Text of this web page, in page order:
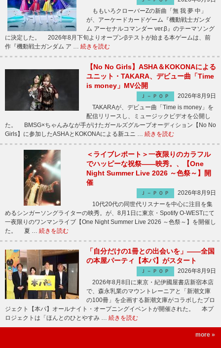
ももいろクローバーZの新曲「無 我 夢 中」
が、アーケードカードゲーム『機動戦士ガンダ
ム アーセナルコマンダー ver.β』のテーマソング
に決定した。 2026年8月下旬よりオープンβテストが始まる本ゲームは、前
作『機動戦士ガンダム ア … 続きを読む
【No No Girls】ASHA＆KOKONAによる
ユニット・TAKARA、デビュー曲「Time
is money」MV公開
Ｊ－ＰＯＰ
2026年8月9日
TAKARAが、デビュー曲「Time is money」を
配信リリースし、ミュージックビデオを公開し
た。 BMSG×ちゃんみなが手がけたガールズグループオーディション【No No
Girls】に参加したASHAとKOKONAによる新ユニ … 続きを読む
＜ライブレポート＞一夜限りのカラフル
でハッピーな祝祭――映秀。、【One
Night Summer Live 2026 ～色祭～】開
催
Ｊ－ＰＯＰ
2026年8月9日
10代20代の同世代リスナーを中心に注目を集
めるシンガーソングライターの映秀。が、8月1日に東京・Spotify O-WESTにて
一夜限りのワンマンライブ【One Night Summer Live 2026 ～色祭～】を開催し
た。 夏 … 続きを読む
「自分だけの1冊との出会いを」――全国
の本屋パーティ【本パ】がスタート
Ｊ－ＰＯＰ
2026年8月9日
2026年8月8日に東京・紀伊國屋書店新宿本店
で、森永乳業のマウントレーニアと「新潮文庫
の100冊」を企画する新潮文庫がコラボしたプロ
ジェクト【本パ】オールナイト・オープニングイベントが開催された。 本プ
ロジェクトは「ほんとのひとやすみ … 続きを読む
more »